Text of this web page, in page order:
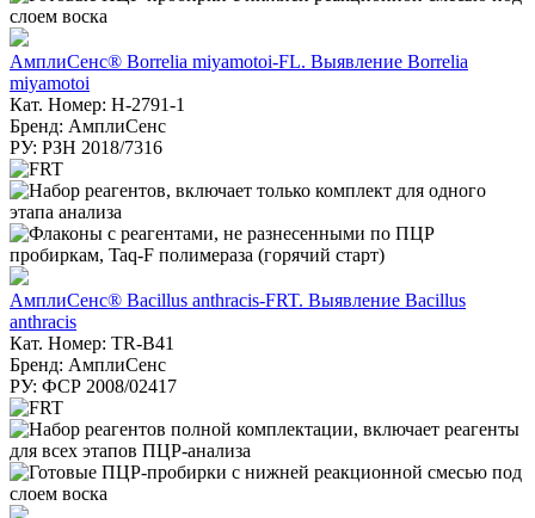
АмплиСенс® Borrelia miyamotoi-FL. Выявление Borrelia
miyamotoi
Кат. Номер: H-2791-1
Бренд: АмплиСенс
РУ: РЗН 2018/7316
АмплиСенс® Bacillus anthracis-FRT. Выявление Bacillus
anthracis
Кат. Номер: TR-B41
Бренд: АмплиСенс
РУ: ФСР 2008/02417